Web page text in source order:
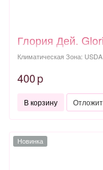
Глория Дей.
Климатическая Зона:
400 p
В корзину
Новинка